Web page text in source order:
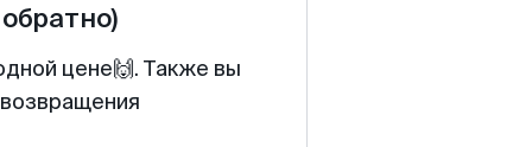
цене🙌. Также вы